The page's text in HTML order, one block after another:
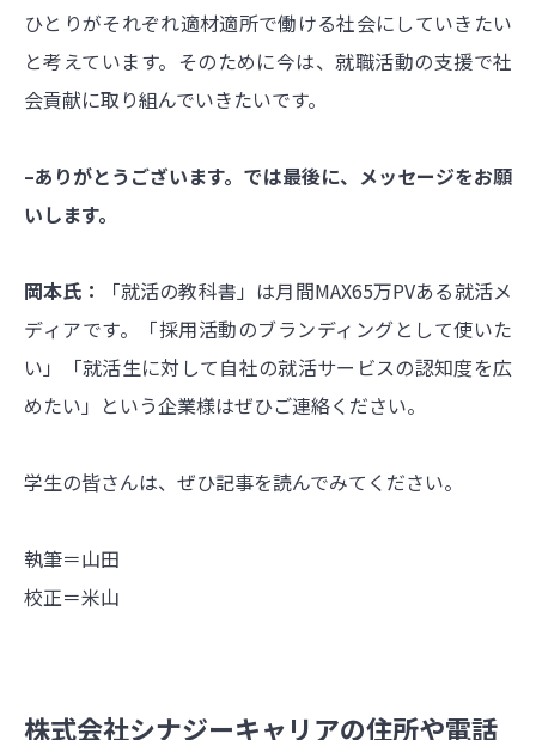
ひとりがそれぞれ適材適所で働ける社会にしていきたい
と考えています。そのために今は、就職活動の支援で社
会貢献に取り組んでいきたいです。
–ありがとうございます。では最後に、メッセージをお願
いします。
岡本氏：
「就活の教科書」は月間MAX65万PVある就活メ
ディアです。「採用活動のブランディングとして使いた
い」「就活生に対して自社の就活サービスの認知度を広
めたい」という企業様はぜひご連絡ください。
学生の皆さんは、ぜひ記事を読んでみてください。
執筆＝山田
校正＝米山
株式会社シナジーキャリアの住所や電話